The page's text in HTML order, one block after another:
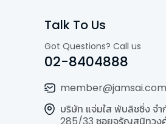
Talk To Us
Got Questions? Call us
02-8404888
member@jamsai.com
บริษัท แจ่มใส พับลิชชิ่ง จำ
285/33 ซอยจรัญสนิทวง